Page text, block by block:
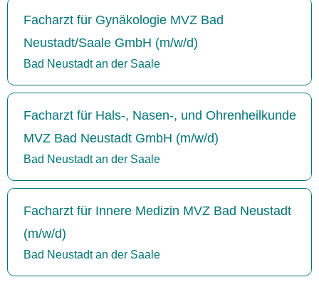
Facharzt für Gynäkologie MVZ Bad
Neustadt/Saale GmbH (m/w/d)
Bad Neustadt an der Saale
Facharzt für Hals-, Nasen-, und Ohrenheilkunde
MVZ Bad Neustadt GmbH (m/w/d)
Bad Neustadt an der Saale
Facharzt für Innere Medizin MVZ Bad Neustadt
(m/w/d)
Bad Neustadt an der Saale